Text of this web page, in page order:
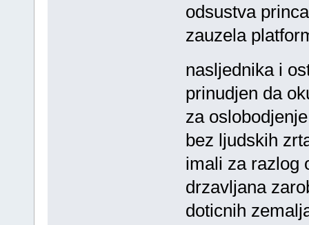
odsustva
zauzela
nasljednika i
prinudjen da
za
bez ljudskih
imali za razlog
drzavljana
doticnih